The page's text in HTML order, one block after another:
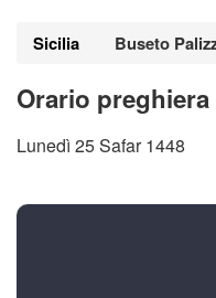
Sicilia Buseto
Orario
Lunedì 25 Safar 1448